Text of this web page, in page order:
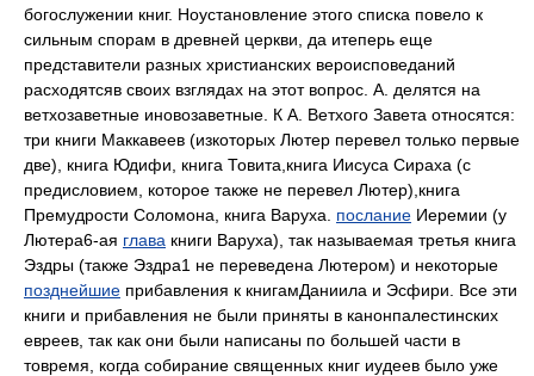
богослужении книг. Ноустановление этого списка повело к
сильным спорам в древней церкви, да итеперь еще
представители разных христианских вероисповеданий
расходятсяв своих взглядах на этот вопрос. А. делятся на
ветхозаветные иновозаветные. К А. Ветхого Завета относятся:
три книги Маккавеев (изкоторых Лютер перевел только первые
две), книга Юдифи, книга Товита,книга Иисуса Сираха (с
предисловием, которое также не перевел Лютер),книга
Премудрости Соломона, книга Варуха. послание Иеремии (у
Лютера6-ая глава книги Варуха), так называемая третья книга
Эздры (также Эздра1 не переведена Лютером) и некоторые
позднейшие прибавления к книгамДаниила и Эсфири. Все эти
книги и прибавления не были приняты в канонпалестинских
евреев, так как они были написаны по большей части в
товремя, когда собирание священных книг иудеев было уже